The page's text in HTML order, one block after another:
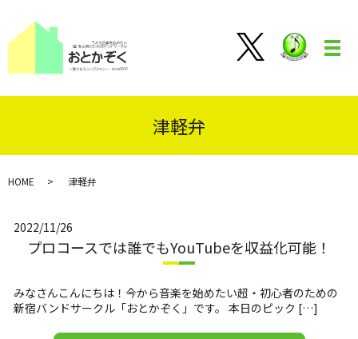
メ
津軽弁
HOME 津軽弁
2022/11/26
プロコースでは誰でもYouTubeを収益化可能！
みなさんこんにちは！今から音楽を始めたい超・初心者のための
新宿バンドサークル「おとかぞく」です。 本日のピック […]